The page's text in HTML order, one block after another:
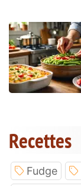
Recettes
Fudge